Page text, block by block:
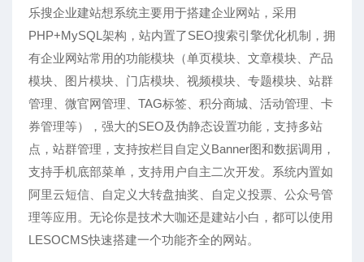
乐搜企业建站想系统主要用于搭建企业网站，采用
PHP+MySQL架构，站内置了SEO搜索引擎优化机制，拥
有企业网站常用的功能模块（单页模块、文章模块、产品
模块、图片模块、门店模块、视频模块、专题模块、站群
管理、微官网管理、TAG标签、积分商城、活动管理、卡
券管理等），强大的SEO及伪静态设置功能，支持多站
点，站群管理，支持按栏目自定义Banner图和数据调用，
支持手机底部菜单，支持用户自主二次开发。系统内置如
阿里云短信、自定义大转盘抽奖、自定义投票、公众号管
理等应用。无论你是技术大咖还是建站小白，都可以使用
LESOCMS快速搭建一个功能齐全的网站。